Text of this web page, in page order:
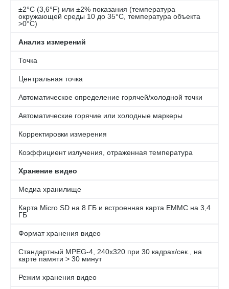
±2°C (3,6°F) или ±2% показания (температура
окружающей среды 10 до 35°C, температура объекта
>0°C)
Анализ измерений
Точка
Центральная точка
Автоматическое определение горячей/холодной точки
Автоматические горячие или холодные маркеры
Корректировки измерения
Коэффициент излучения, отраженная температура
Хранение видео
Медиа хранилище
Карта Micro SD на 8 ГБ и встроенная карта EMMC на 3,4
ГБ
Формат хранения видео
Стандартный MPEG-4, 240x320 при 30 кадрах/сек., на
карте памяти > 30 минут
Режим хранения видео